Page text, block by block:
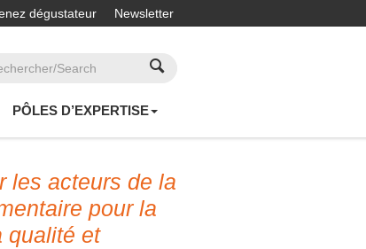
Newsletter
dégustateur
PÔLES D’EXPERTISE
les acteurs de la
pour la
qualité et